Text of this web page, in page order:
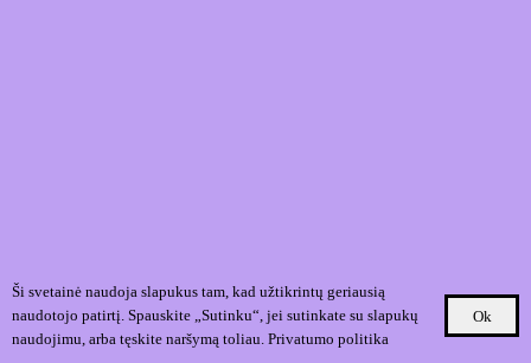
Ši svetainė naudoja slapukus tam, kad užtikrintų geriausią
naudotojo patirtį. Spauskite „Sutinku“, jei sutinkate su slapukų
naudojimu, arba tęskite naršymą toliau. Privatumo politika
Ok